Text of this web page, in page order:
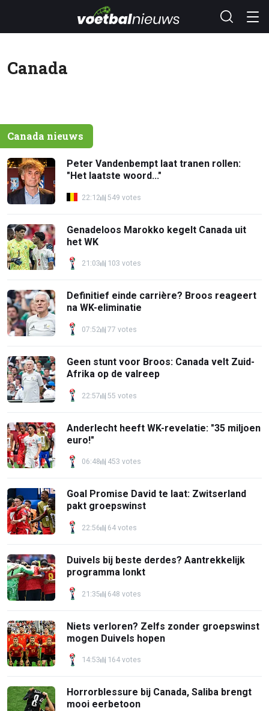
Canada
Canada nieuws
Peter Vandenbempt laat tranen rollen:
"Het laatste woord..."
22:12 549 votes
Genadeloos Marokko kegelt Canada uit
het WK
21:03 103 votes
Definitief einde carrière? Broos reageert
na WK-eliminatie
07:52 77 votes
Geen stunt voor Broos: Canada velt Zuid-
Afrika op de valreep
22:57 55 votes
Anderlecht heeft WK-revelatie: "35 miljoen
euro!"
06:48 453 votes
Goal Promise David te laat: Zwitserland
pakt groepswinst
22:56 64 votes
Duivels bij beste derdes? Aantrekkelijk
programma lonkt
21:35 648 votes
Niets verloren? Zelfs zonder groepswinst
mogen Duivels hopen
14:53 164 votes
Horrorblessure bij Canada, Saliba brengt
mooi eerbetoon